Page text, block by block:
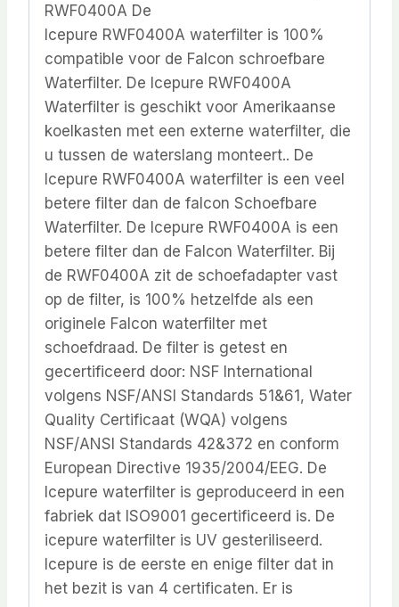
RWF0400A De
Icepure RWF0400A waterfilter is 100%
compatible voor de Falcon schroefbare
Waterfilter. De Icepure RWF0400A
Waterfilter is geschikt voor Amerikaanse
koelkasten met een externe waterfilter, die
u tussen de waterslang monteert.. De
Icepure RWF0400A waterfilter is een veel
betere filter dan de falcon Schoefbare
Waterfilter. De Icepure RWF0400A is een
betere filter dan de Falcon Waterfilter. Bij
de RWF0400A zit de schoefadapter vast
op de filter, is 100% hetzelfde als een
originele Falcon waterfilter met
schoefdraad. De filter is getest en
gecertificeerd door: NSF International
volgens NSF/ANSI Standards 51&61, Water
Quality Certificaat (WQA) volgens
NSF/ANSI Standards 42&372 en conform
European Directive 1935/2004/EEG. De
Icepure waterfilter is geproduceerd in een
fabriek dat ISO9001 gecertificeerd is. De
icepure waterfilter is UV gesteriliseerd.
Icepure is de eerste en enige filter dat in
het bezit is van 4 certificaten. Er is